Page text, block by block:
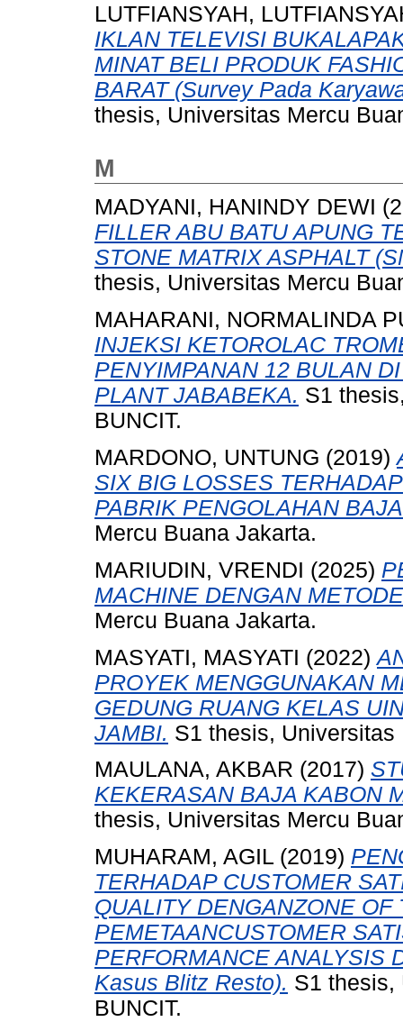
LUTFIANSYAH,
IKLAN TELEVISI
MINAT BELI PRODUK
BARAT (Survey Pada
thesis, Universitas Mercu
M
MADYANI, HANINDY DEWI
FILLER ABU BATU APUNG
STONE MATRIX ASPHALT
thesis, Universitas Mercu
MAHARANI, NORMALINDA
INJEKSI KETOROLAC
PENYIMPANAN 12 BULAN
PLANT JABABEKA. S1
BUNCIT.
MARDONO, UNTUNG (2019)
SIX BIG LOSSES
PABRIK PENGOLAHAN
Mercu Buana Jakarta.
MARIUDIN, VRENDI (2025)
MACHINE DENGAN
Mercu Buana Jakarta.
MASYATI, MASYATI (2022)
PROYEK MENGGUNAKAN
GEDUNG RUANG KELAS
JAMBI. S1 thesis,
MAULANA, AKBAR (2017)
KEKERASAN BAJA KABON
thesis, Universitas Mercu
MUHARAM, AGIL (2019)
TERHADAP CUSTOMER
QUALITY DENGANZONE OF
PEMETAANCUSTOMER
PERFORMANCE ANALYSIS
Kasus Blitz Resto). S1 thesis,
BUNCIT.